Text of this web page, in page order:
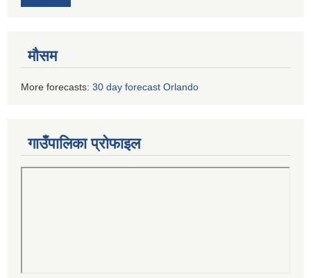
मौसम
More forecasts: 30 day forecast Orlando
गाउँपालिका प्रोफाइल